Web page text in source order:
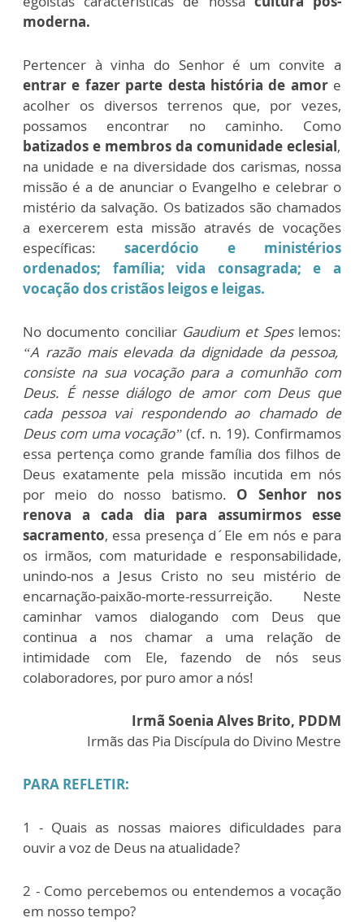
moderna.
Pertencer à vinha do Senhor é um convite a
entrar e fazer parte desta história de amor e
acolher os diversos terrenos que, por vezes,
possamos encontrar no caminho. Como
batizados e membros da comunidade eclesial,
na unidade e na diversidade dos carismas, nossa
missão é a de anunciar o Evangelho e celebrar o
mistério da salvação. Os batizados são chamados
a exercerem esta missão através de vocações
específicas:
sacerdócio e ministérios
ordenados; família; vida consagrada; e a
vocação dos cristãos leigos e leigas.
No documento conciliar Gaudium et Speslemos:
“A razão mais elevada da dignidade da pessoa,
consiste na sua vocação para a comunhão com
Deus. É nesse diálogo de amor com Deus que
cada pessoa vai respondendo ao chamado de
Deus com uma vocação” (cf. n. 19). Confirmamos
essa pertença como grande família dos filhos de
Deus exatamente pela missão incutida em nós
por meio do nosso batismo. O Senhor nos
renova a cada dia para assumirmos esse
sacramento, essa presença d´Ele em nós e para
os irmãos, com maturidade e responsabilidade,
unindo-nos a Jesus Cristo no seu mistério de
encarnação-paixão-morte-ressurreição. Neste
caminhar vamos dialogando com Deus que
continua a nos chamar a uma relação de
intimidade com Ele, fazendo de nós seus
colaboradores, por puro amor a nós!
Irmã Soenia Alves Brito, PDDM
Irmãs das Pia Discípula do Divino Mestre
PARA REFLETIR:
1 - Quais as nossas maiores dificuldades para
ouvir a voz de Deus na atualidade?
2 - Como percebemos ou entendemos a vocação
em nosso tempo?